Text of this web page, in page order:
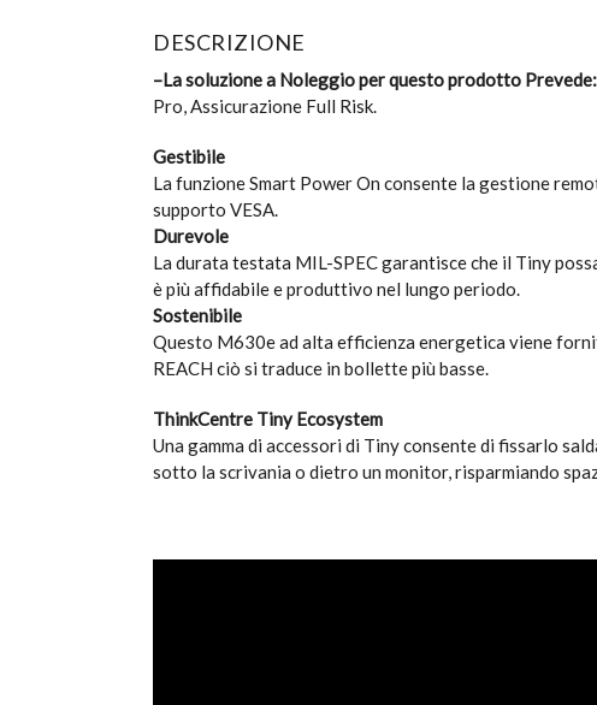
DESCRIZIONE
–La soluzione a Noleggio per questo prodotto Prevede:
Pro, Assicurazione Full Risk.
Gestibile
La funzione Smart Power On consente la gestione
supporto VESA.
Durevole
La durata testata MIL-SPEC garantisce che il Tiny
è più affidabile e produttivo nel lungo periodo.
Sostenibile
Questo M630e ad alta efficienza energetica viene
REACH ciò si traduce in bollette più basse.
ThinkCentre Tiny Ecosystem
Una gamma di accessori di Tiny consente di fissarlo
sotto la scrivania o dietro un monitor, risparmiando